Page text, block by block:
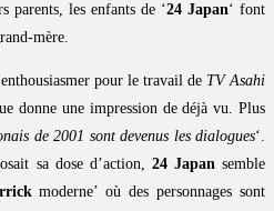
parents, les enfants de ‘24 Japan‘ font
mère.
pour le travail de TV Asahi
donne une impression de déjà vu. Plus
de 2001 sont devenus les dialogues‘.
sa dose d’action, 24 Japansemble
moderne’ où des personnages sont